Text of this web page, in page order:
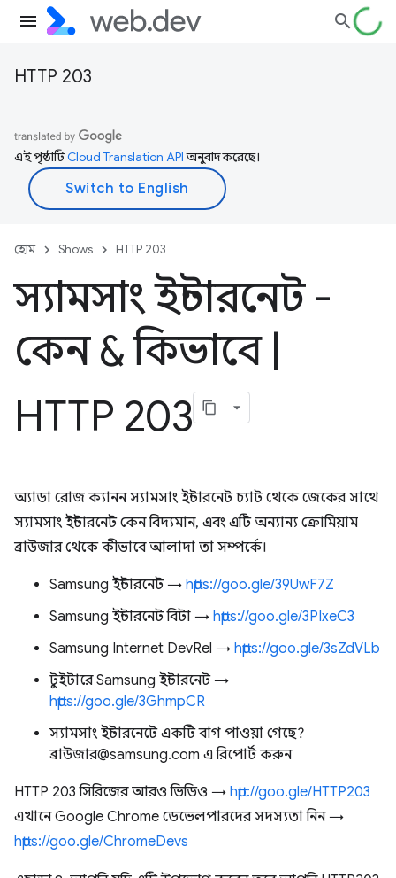
HTTP 203
এই পৃষ্ঠাটিCloud Translation APIঅনুবাদ করেছে।
হোম Shows HTTP 203
স্যামসাং ইন্টারনেট -
কেন & কিভাবে
HTTP 203
অ্যাডা রোজ ক্যানন স্যামসাং ইন্টারনেট চ্যাট থেকে জেকের সাথে
স্যামসাং ইন্টারনেট কেন বিদ্যমান, এবং এটি অন্যান্য ক্রোমিয়াম
ব্রাউজার থেকে কীভাবে আলাদা তা সম্পর্কে।
Samsung ইন্টারনেট → https://goo.gle/39UwF7Z
Samsung ইন্টারনেট বিটা → https://goo.gle/3PIxeC3
Samsung Internet DevRel → https://goo.gle/3sZdVLb
টুইটারে Samsung ইন্টারনেট →
https://goo.gle/3GhmpCR
স্যামসাং ইন্টারনেটে একটি বাগ পাওয়া গেছে?
ব্রাউজার@samsung.com এ রিপোর্ট করুন
HTTP 203 সিরিজের আরও ভিডিও → http://goo.gle/HTTP203
এখানে Google Chrome ডেভেলপারদের সদস্যতা নিন →
https://goo.gle/ChromeDevs